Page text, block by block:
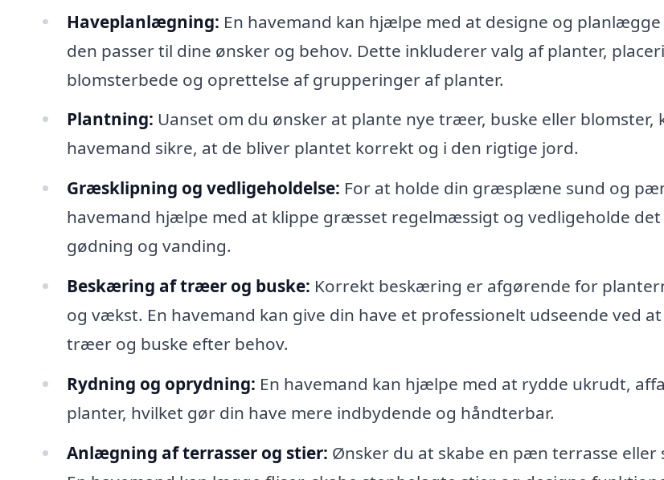
Haveplanlægning: En havemand kan hjælpe med at designe og planlægge
den passer til dine ønsker og behov. Dette inkluderer valg af planter,
blomsterbede og oprettelse af grupperinger af planter.
Plantning: Uanset om du ønsker at plante nye træer, buske eller blomster,
havemand sikre, at de bliver plantet korrekt og i den rigtige jord.
Græsklipning og vedligeholdelse: For at holde din græsplæne sund og
havemand hjælpe med at klippe græsset regelmæssigt og vedligeholde det
gødning og vanding.
Beskæring af træer og buske: Korrekt beskæring er afgørende for
og vækst. En havemand kan give din have et professionelt udseende ved
træer og buske efter behov.
Rydning og oprydning: En havemand kan hjælpe med at rydde ukrudt,
planter, hvilket gør din have mere indbydende og håndterbar.
Anlægning af terrasser og stier: Ønsker du at skabe en pæn terrasse eller